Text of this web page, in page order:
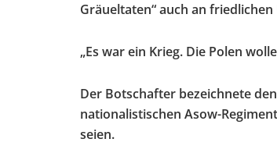
Gräueltaten“ auch an
„Es war ein Krieg. Die Polen
Der Botschafter bezeichnete
nationalistischen Asow-
seien.